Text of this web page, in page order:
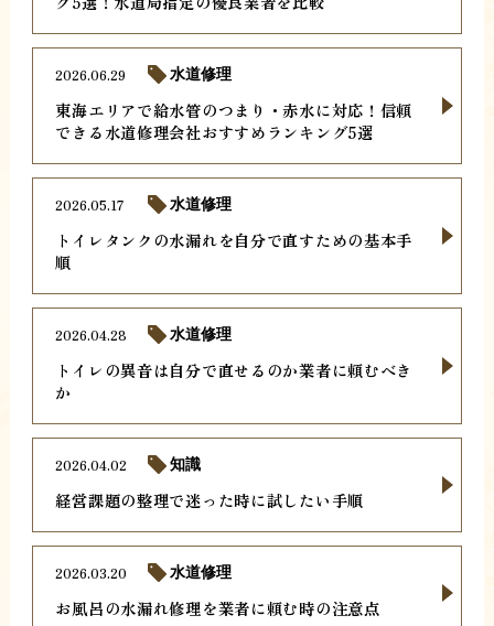
東海エリアで給水管のつまり・赤水に対応！信頼
できる水道修理会社おすすめランキング5選
2026.06.29 水道修理
トイレタンクの水漏れを自分で直すための基本手
順
2026.05.17 水道修理
トイレの異音は自分で直せるのか業者に頼むべき
か
2026.04.28 水道修理
経営課題の整理で迷った時に試したい手順
2026.04.02 知識
お風呂の水漏れ修理を業者に頼む時の注意点
2026.03.20 水道修理